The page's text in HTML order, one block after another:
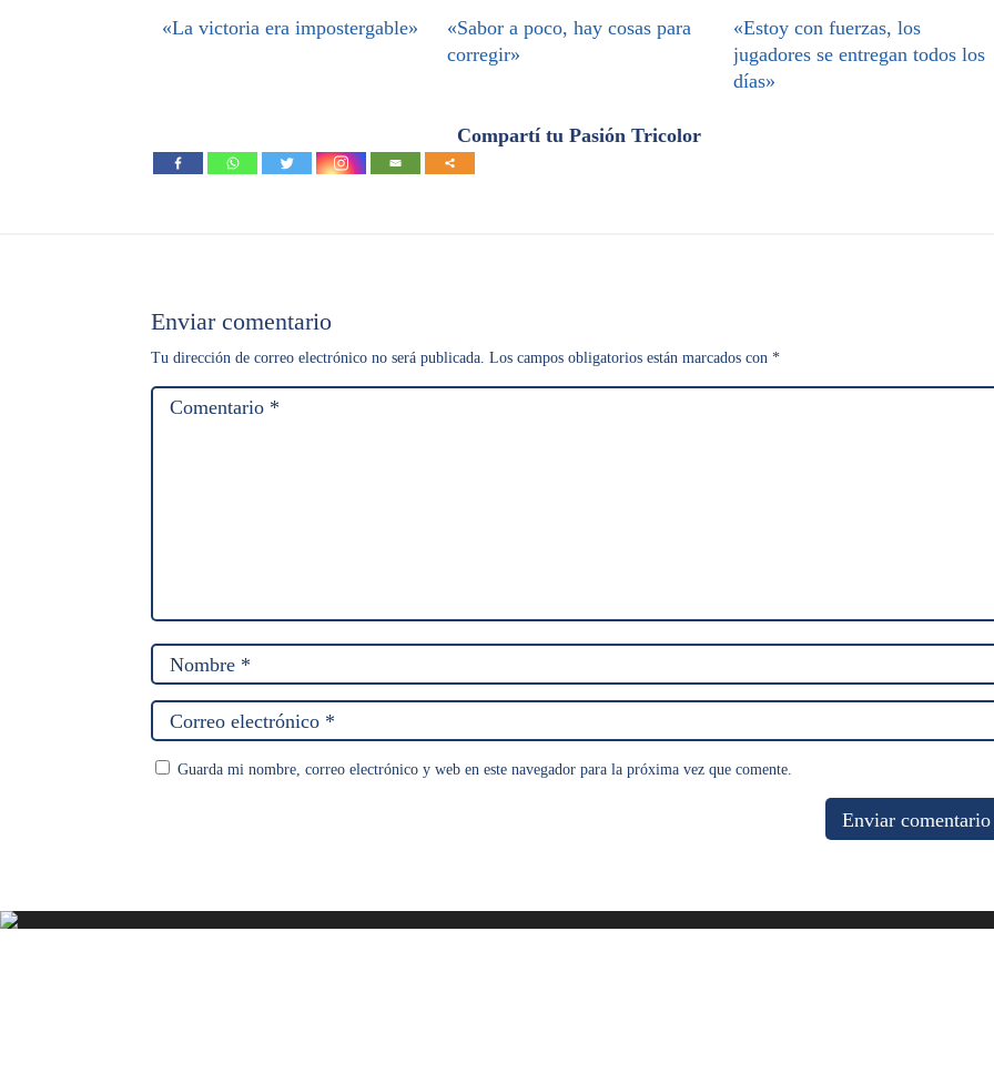
«La victoria era impostergable»
«Sabor a poco, hay cosas para
corregir»
«Estoy con fuerzas, los
jugadores se entregan todos los
días»
Compartí tu Pasión Tricolor
Enviar comentario
Tu dirección de correo electrónico no será publicada. Los campos obligatorios están marcados con *
Guarda mi nombre, correo electrónico y web en este navegador para la próxima vez que comente.